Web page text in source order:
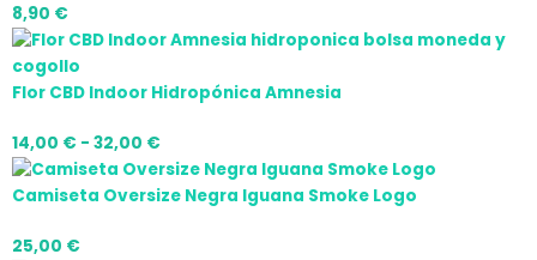
8,90 €
Flor CBD Indoor Hidropónica Amnesia
14,00 € - 32,00 €
hasta
Camiseta Oversize Negra Iguana Smoke Logo
25,00 €
hasta
hasta